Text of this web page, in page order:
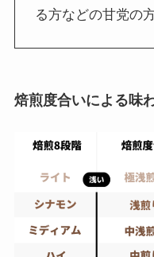
る方などの甘党の
焙煎度合いによる味